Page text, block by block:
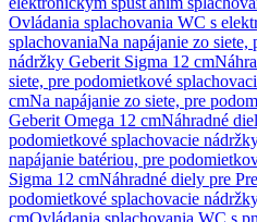
Ovládania splachovania WC s
splachovaniaNa napájanie zo siete,
nádržky Geberit Sigma 12 cm
siete, pre podomietkové
cmNa napájanie zo siete, pre
Geberit Omega 12 cmNáhradné
podomietkové splachovacie
napájanie batériou, pre
Sigma 12 cmNáhradné diely pre
podomietkové splachovacie
cmOvládania splachovania WC s